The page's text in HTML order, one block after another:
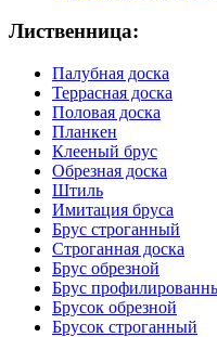
Лиственница:
Палубная доска
Террасная доска
Половая доска
Планкен
Клееный брус
Обрезная доска
Штиль
Имитация бруса
Брус строганный
Строганная доска
Брус обрезной
Брус
Брусок обрезной
Брусок строганный